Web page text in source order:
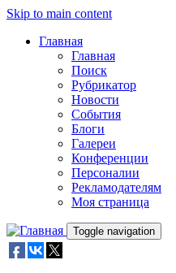
Skip to main content
Главная
Главная
Поиск
Рубрикатор
Новости
События
Блоги
Галереи
Конференции
Персоналии
Рекламодателям
Моя страница
Toggle navigation